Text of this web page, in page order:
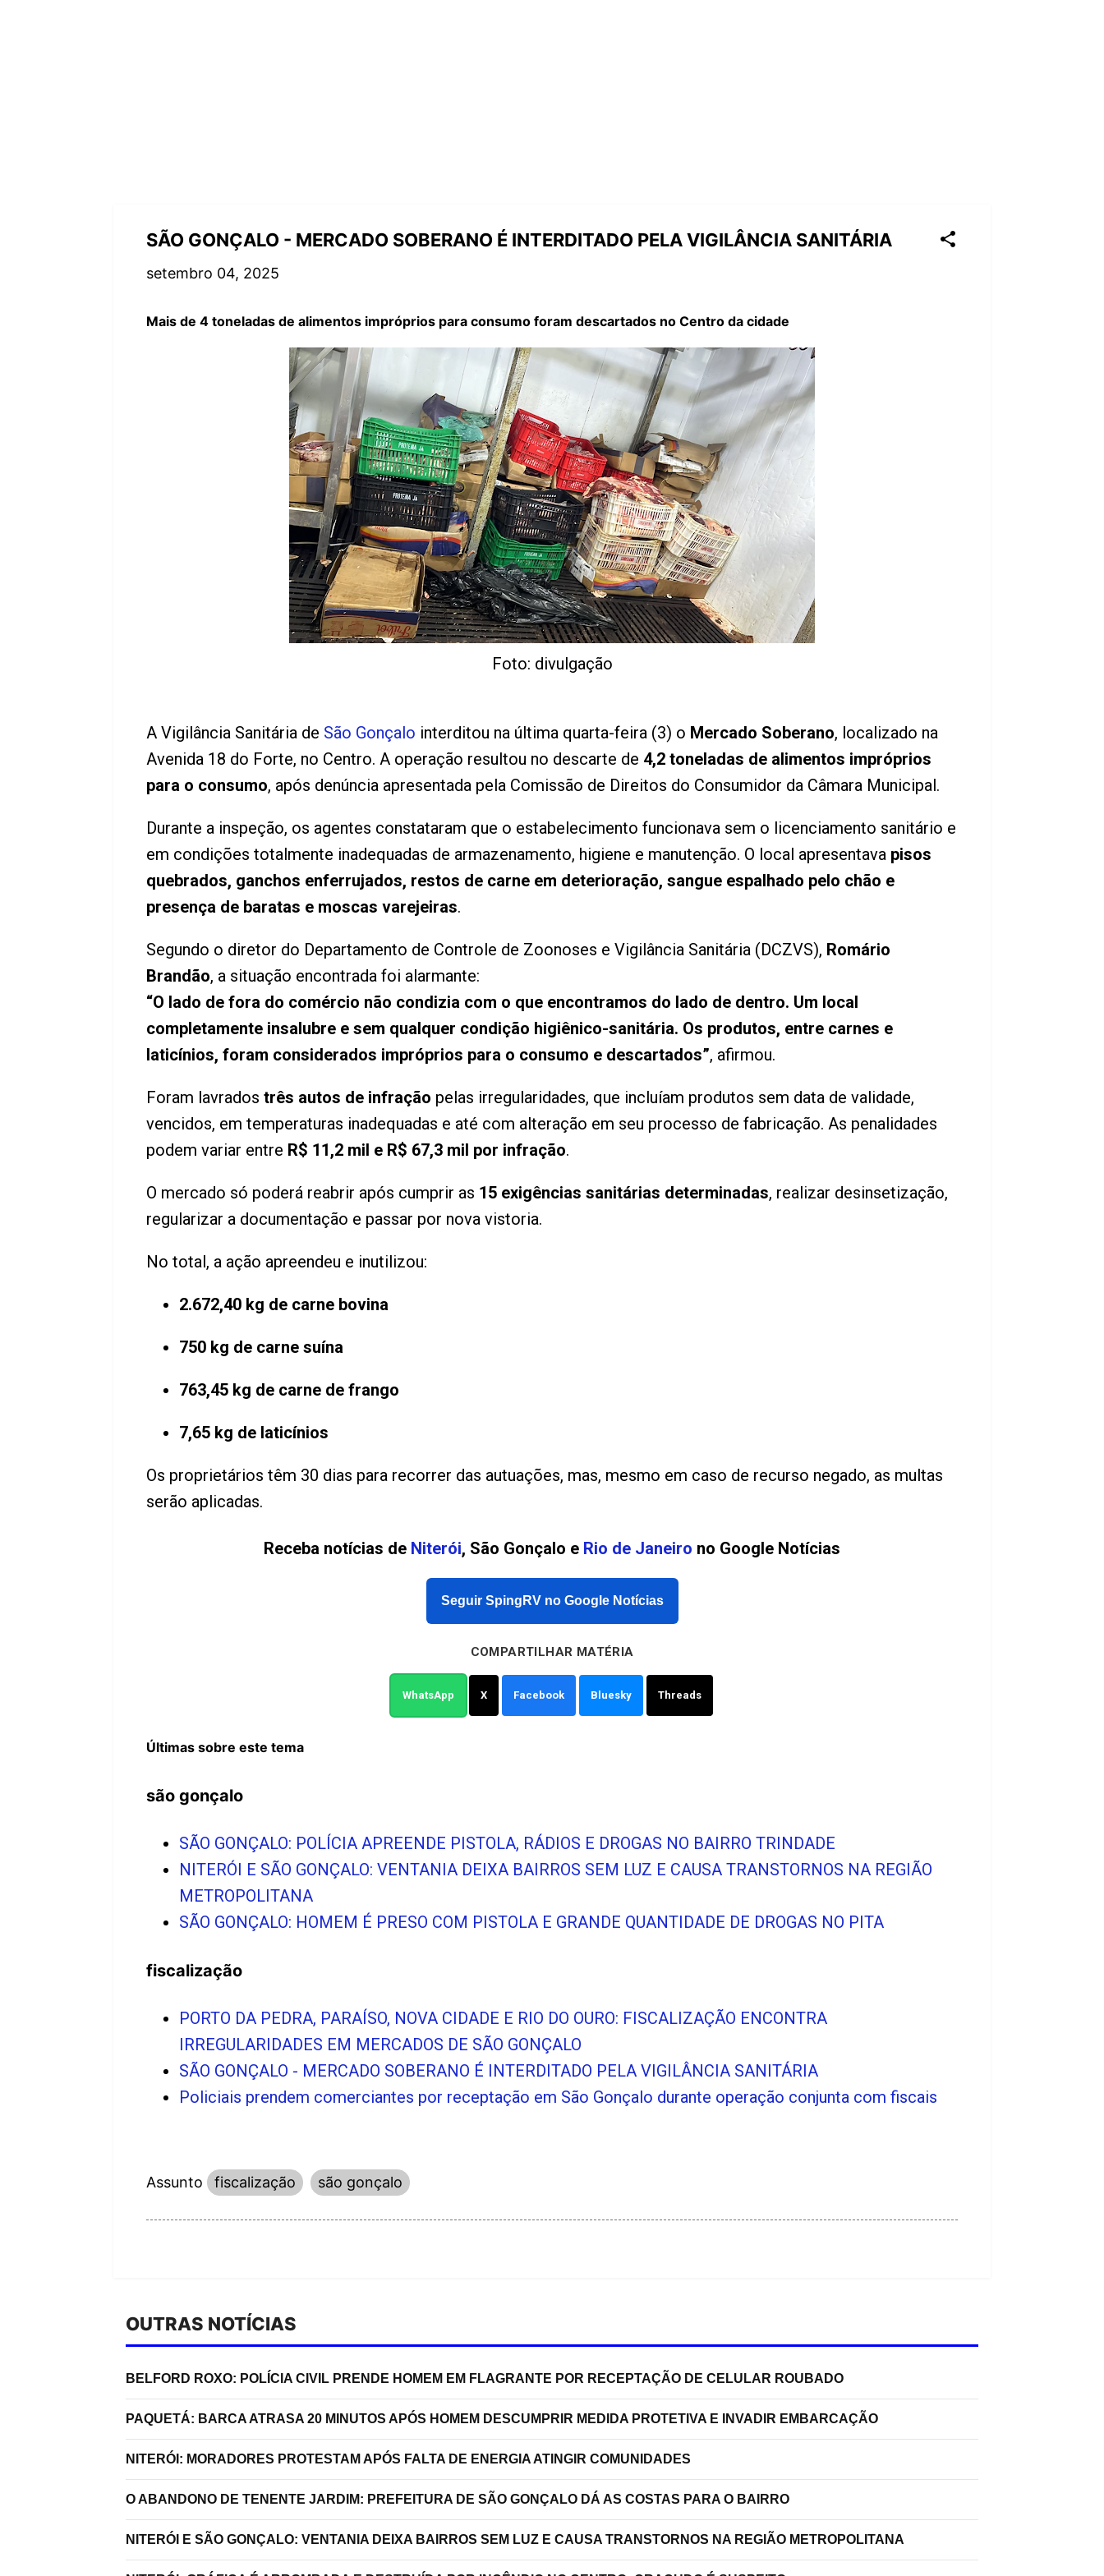
SÃO GONÇALO - MERCADO SOBERANO É INTERDITADO PELA VIGILÂNCIA SANITÁRIA
setembro 04, 2025
Mais de 4 toneladas de alimentos impróprios para consumo foram descartados no Centro da cidade
Foto: divulgação
A Vigilância Sanitária de São Gonçalo interditou na última quarta-feira (3) o Mercado Soberano, localizado na
Avenida 18 do Forte, no Centro. A operação resultou no descarte de 4,2 toneladas de alimentos impróprios
para o consumo, após denúncia apresentada pela Comissão de Direitos do Consumidor da Câmara Municipal.
Durante a inspeção, os agentes constataram que o estabelecimento funcionava sem o licenciamento sanitário e
em condições totalmente inadequadas de armazenamento, higiene e manutenção. O local apresentava pisos
quebrados, ganchos enferrujados, restos de carne em deterioração, sangue espalhado pelo chão e
presença de baratas e moscas varejeiras.
Segundo o diretor do Departamento de Controle de Zoonoses e Vigilância Sanitária (DCZVS), Romário
Brandão, a situação encontrada foi alarmante:
“O lado de fora do comércio não condizia com o que encontramos do lado de dentro. Um local
completamente insalubre e sem qualquer condição higiênico-sanitária. Os produtos, entre carnes e
laticínios, foram considerados impróprios para o consumo e descartados”, afirmou.
Foram lavrados três autos de infração pelas irregularidades, que incluíam produtos sem data de validade,
vencidos, em temperaturas inadequadas e até com alteração em seu processo de fabricação. As penalidades
podem variar entre R$ 11,2 mil e R$ 67,3 mil por infração.
O mercado só poderá reabrir após cumprir as 15 exigências sanitárias determinadas, realizar desinsetização,
regularizar a documentação e passar por nova vistoria.
No total, a ação apreendeu e inutilizou:
2.672,40 kg de carne bovina
750 kg de carne suína
763,45 kg de carne de frango
7,65 kg de laticínios
Os proprietários têm 30 dias para recorrer das autuações, mas, mesmo em caso de recurso negado, as multas
serão aplicadas.
Receba notícias de Niterói, São Gonçalo e Rio de Janeiro no Google Notícias
Seguir SpingRV no Google Notícias
COMPARTILHAR MATÉRIA
WhatsApp X Facebook Bluesky Threads
Últimas sobre este tema
são gonçalo
SÃO GONÇALO: POLÍCIA APREENDE PISTOLA, RÁDIOS E DROGAS NO BAIRRO TRINDADE
NITERÓI E SÃO GONÇALO: VENTANIA DEIXA BAIRROS SEM LUZ E CAUSA TRANSTORNOS NA REGIÃO
METROPOLITANA
SÃO GONÇALO: HOMEM É PRESO COM PISTOLA E GRANDE QUANTIDADE DE DROGAS NO PITA
fiscalização
PORTO DA PEDRA, PARAÍSO, NOVA CIDADE E RIO DO OURO: FISCALIZAÇÃO ENCONTRA
IRREGULARIDADES EM MERCADOS DE SÃO GONÇALO
SÃO GONÇALO - MERCADO SOBERANO É INTERDITADO PELA VIGILÂNCIA SANITÁRIA
Policiais prendem comerciantes por receptação em São Gonçalo durante operação conjunta com fiscais
Assunto fiscalização são gonçalo
OUTRAS NOTÍCIAS
BELFORD ROXO: POLÍCIA CIVIL PRENDE HOMEM EM FLAGRANTE POR RECEPTAÇÃO DE CELULAR ROUBADO
PAQUETÁ: BARCA ATRASA 20 MINUTOS APÓS HOMEM DESCUMPRIR MEDIDA PROTETIVA E INVADIR EMBARCAÇÃO
NITERÓI: MORADORES PROTESTAM APÓS FALTA DE ENERGIA ATINGIR COMUNIDADES
O ABANDONO DE TENENTE JARDIM: PREFEITURA DE SÃO GONÇALO DÁ AS COSTAS PARA O BAIRRO
NITERÓI E SÃO GONÇALO: VENTANIA DEIXA BAIRROS SEM LUZ E CAUSA TRANSTORNOS NA REGIÃO METROPOLITANA